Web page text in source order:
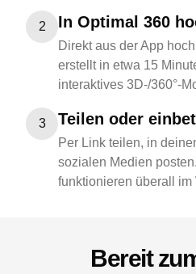
2 In Optimal 360
Direkt aus der App
erstellt in etwa 15
interaktives 3D-/360°-
3 Teilen oder
Per Link teilen, in
sozialen Medien
funktionieren überall im
Bereit